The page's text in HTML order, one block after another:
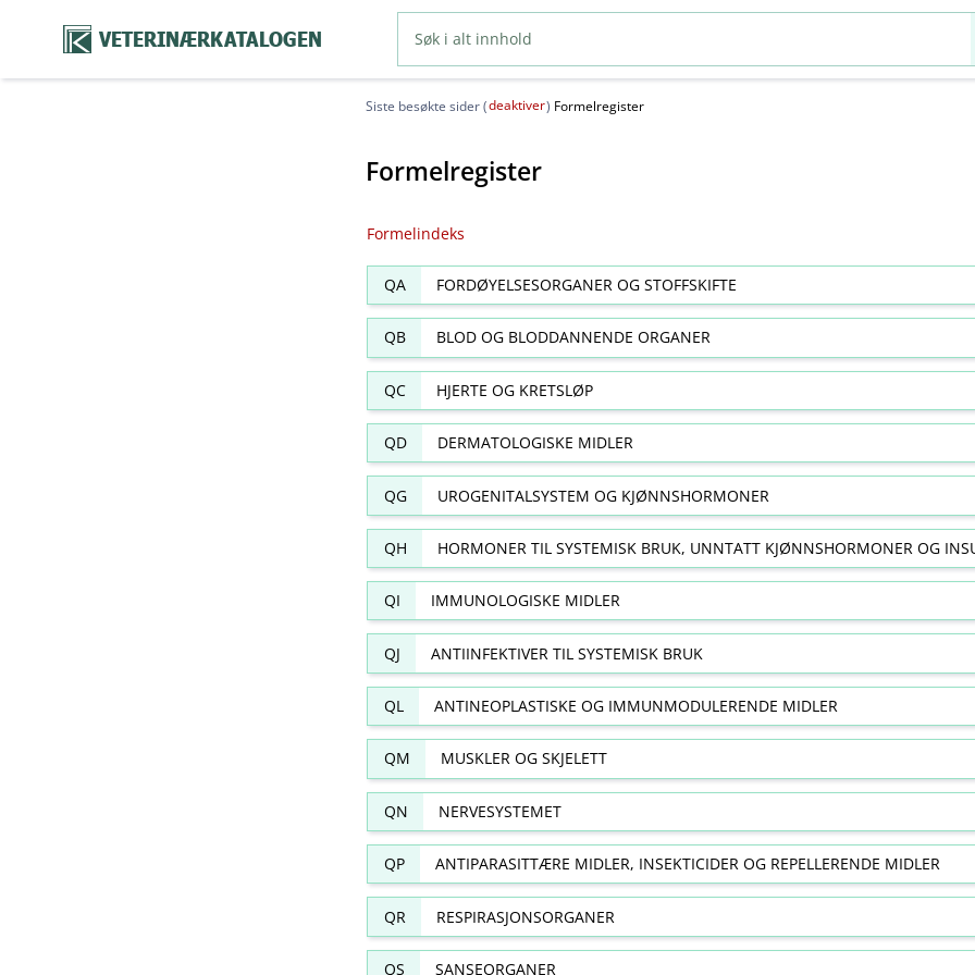
VETERINÆRKATALOGEN
Siste besøkte sider (deaktiver) Formelregister
Formelregister
Formelindeks
QA FORDØYELSESORGANER OG STOFFSKIFTE
QB BLOD OG BLODDANNENDE ORGANER
QC HJERTE OG KRETSLØP
QD DERMATOLOGISKE MIDLER
QG UROGENITALSYSTEM OG KJØNNSHORMONER
QH HORMONER TIL SYSTEMISK BRUK, UNNTATT KJØNNSHORMONER OG
QI IMMUNOLOGISKE MIDLER
QJ ANTIINFEKTIVER TIL SYSTEMISK BRUK
QL ANTINEOPLASTISKE OG IMMUNMODULERENDE MIDLER
QM MUSKLER OG SKJELETT
QN NERVESYSTEMET
QP ANTIPARASITTÆRE MIDLER, INSEKTICIDER OG REPELLERENDE MIDLER
QR RESPIRASJONSORGANER
QS SANSEORGANER